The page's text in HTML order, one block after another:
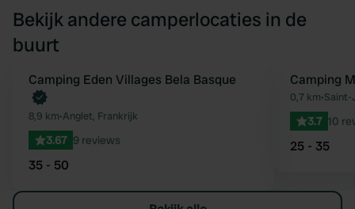
Bekijk andere camperlocaties in de
buurt
Favoriet
Boek direct
Camping Eden Villages Bela Basque
8,9 km•Anglet, Frankrijk
3.67 9 reviews
35 - 50
Camping
0,7 km•Saint-
3.7 10
25 - 35